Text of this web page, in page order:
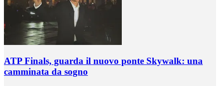
ATP Finals, guarda il nuovo ponte Skywalk: una
camminata da sogno